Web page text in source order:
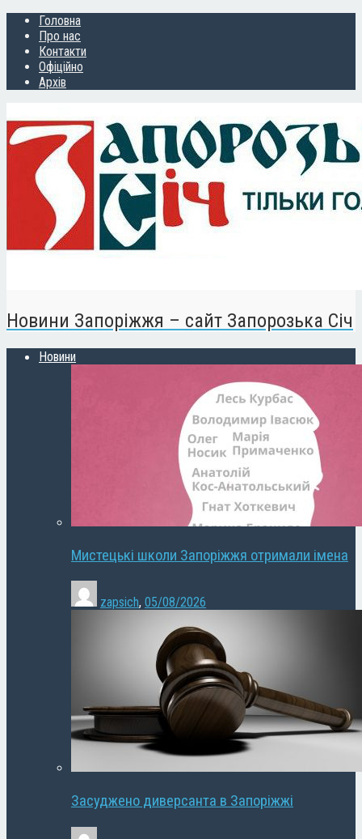
Головна
Про нас
Контакти
Офіційно
Архів
Новини Запоріжжя – сайт Запорозька Січ
Новини
Мистецькі школи Запоріжжя отримали імена
zapsich, 05/08/2026
Засуджено диверсанта в Запоріжжі